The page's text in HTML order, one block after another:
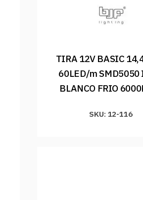
TIRA 12V BASIC
60LED/m SMD5050
BLANCO FRIO
SKU: 12-116